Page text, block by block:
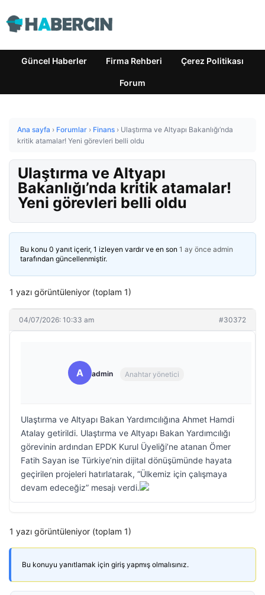
Güncel Haberler Firma Rehberi Çerez Politikası
Forum
Ana sayfa › Forumlar › Finans › Ulaştırma ve Altyapı Bakanlığı’nda
kritik atamalar! Yeni görevleri belli oldu
Ulaştırma ve Altyapı
Bakanlığı’nda kritik atamalar!
Yeni görevleri belli oldu
Bu konu 0 yanıt içerir, 1 izleyen vardır ve en son 1 ay önce admin
tarafından güncellenmiştir.
1 yazı görüntüleniyor (toplam 1)
04/07/2026: 10:33 am #30372
A admin Anahtar yönetici
Ulaştırma ve Altyapı Bakan Yardımcılığına Ahmet Hamdi
Atalay getirildi. Ulaştırma ve Altyapı Bakan Yardımcılığı
görevinin ardından EPDK Kurul Üyeliği’ne atanan Ömer
Fatih Sayan ise Türkiye’nin dijital dönüşümünde hayata
geçirilen projeleri hatırlatarak, “Ülkemiz için çalışmaya
devam edeceğiz” mesajı verdi.
1 yazı görüntüleniyor (toplam 1)
Bu konuyu yanıtlamak için giriş yapmış olmalısınız.